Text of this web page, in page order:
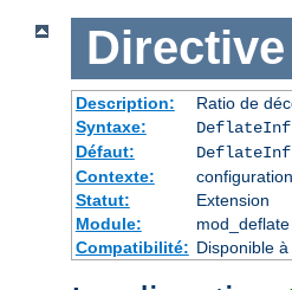
Directive
Description:
Ratio de
Syntaxe:
Défaut:
Contexte:
Statut:
Extension
Module:
mod_deflate
Compatibilité: Disponible